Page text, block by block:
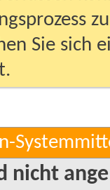
Sie sich
nicht